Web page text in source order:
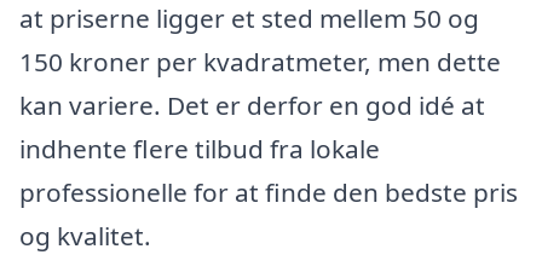
at priserne ligger et sted mellem 50 og
150 kroner per kvadratmeter, men dette
kan variere. Det er derfor en god idé at
indhente flere tilbud fra lokale
professionelle for at finde den bedste pris
og kvalitet.